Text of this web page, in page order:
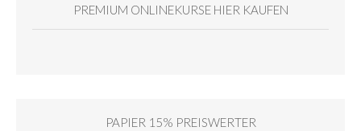
PREMIUM ONLINEKURSE HIER KAUFEN
PAPIER 15% PREISWERTER